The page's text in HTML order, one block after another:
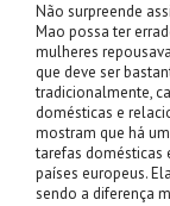
Não surpreende
Mao possa ter
mulheres
que deve ser
tradicionalmente,
domésticas e
mostram que há
tarefas domésticas
países europeus.
sendo a diferença